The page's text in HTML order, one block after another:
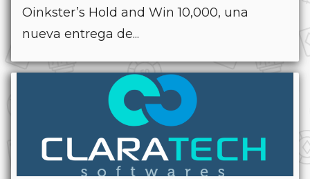
Oinkster’s Hold and Win 10,000, una
nueva entrega de...